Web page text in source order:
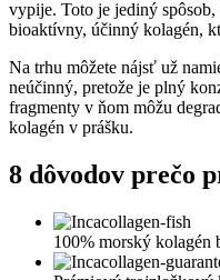
vypije. Toto je jediný
bioaktívny, účinný kolagén,
Na trhu môžete nájsť už
neúčinný, pretože je plný
fragmenty v ňom môžu
kolagén v prášku.
8 dôvodov prečo
100% morský kolagén